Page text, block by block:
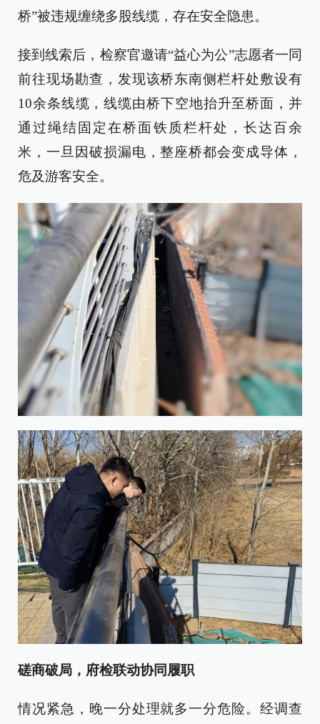
桥”被违规缠绕多股线缆，存在安全隐患。
接到线索后，检察官邀请“益心为公”志愿者一同
前往现场勘查，发现该桥东南侧栏杆处敷设有
10余条线缆，线缆由桥下空地抬升至桥面，并
通过绳结固定在桥面铁质栏杆处，长达百余
米，一旦因破损漏电，整座桥都会变成导体，
危及游客安全。
磋商破局，府检联动协同履职
情况紧急，晚一分处理就多一分危险。经调查